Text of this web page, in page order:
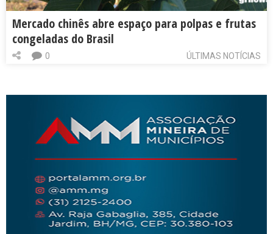
Mercado chinês abre espaço para polpas e frutas
congeladas do Brasil
ÚLTIMAS NOTÍCIAS
0